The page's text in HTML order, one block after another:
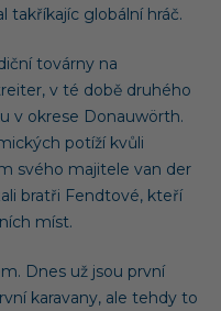
takříkajíc globální hráč.
továrny na
v té době druhého
v okrese Donauwörth.
potíží kvůli
svého majitele van der
bratři Fendtové, kteří
míst.
Dnes už jsou první
karavany, ale tehdy to